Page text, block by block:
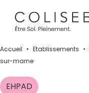
Accueil • Établissements •
sur-marne
EHPAD